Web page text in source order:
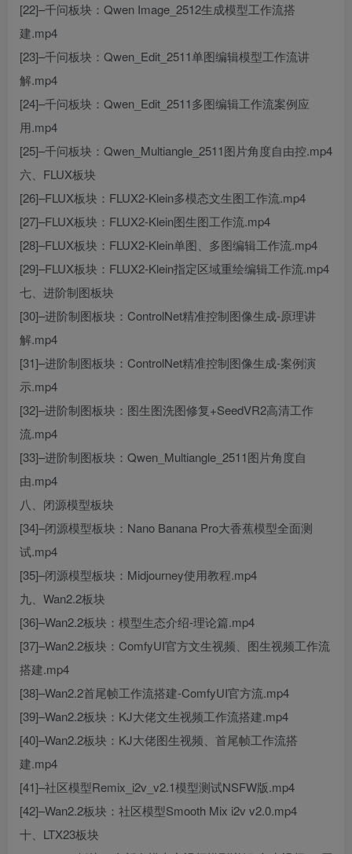
[22]–千问板块：Qwen Image_2512生成模型工作流搭
建.mp4
[23]–千问板块：Qwen_Edit_2511单图编辑模型工作流讲
解.mp4
[24]–千问板块：Qwen_Edit_2511多图编辑工作流案例应
用.mp4
[25]–千问板块：Qwen_Multiangle_2511图片角度自由控.mp4
六、FLUX板块
[26]–FLUX板块：FLUX2-Klein多模态文生图工作流.mp4
[27]–FLUX板块：FLUX2-Klein图生图工作流.mp4
[28]–FLUX板块：FLUX2-Klein单图、多图编辑工作流.mp4
[29]–FLUX板块：FLUX2-Klein指定区域重绘编辑工作流.mp4
七、进阶制图板块
[30]–进阶制图板块：ControlNet精准控制图像生成-原理讲
解.mp4
[31]–进阶制图板块：ControlNet精准控制图像生成-案例演
示.mp4
[32]–进阶制图板块：图生图洗图修复+SeedVR2高清工作
流.mp4
[33]–进阶制图板块：Qwen_Multiangle_2511图片角度自
由.mp4
八、闭源模型板块
[34]–闭源模型板块：Nano Banana Pro大香蕉模型全面测
试.mp4
[35]–闭源模型板块：Midjourney使用教程.mp4
九、Wan2.2板块
[36]–Wan2.2板块：模型生态介绍-理论篇.mp4
[37]–Wan2.2板块：ComfyUI官方文生视频、图生视频工作流
搭建.mp4
[38]–Wan2.2首尾帧工作流搭建-ComfyUI官方流.mp4
[39]–Wan2.2板块：KJ大佬文生视频工作流搭建.mp4
[40]–Wan2.2板块：KJ大佬图生视频、首尾帧工作流搭
建.mp4
[41]–社区模型Remix_i2v_v2.1模型测试NSFW版.mp4
[42]–Wan2.2板块：社区模型Smooth Mix i2v v2.0.mp4
十、LTX23板块